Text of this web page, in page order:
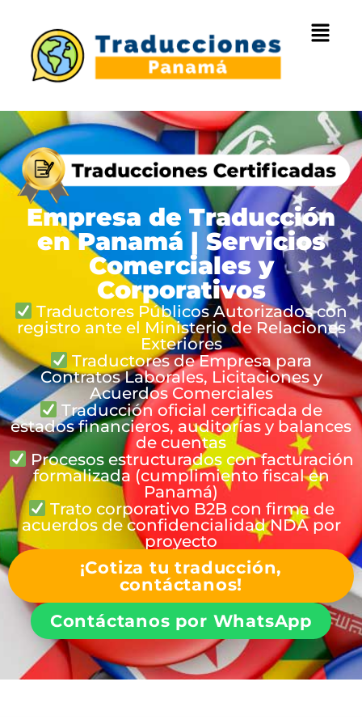
Empresa de Traducción
en Panamá | Servicios
Comerciales y
Corporativos
Traductores Públicos Autorizados con
registro ante el Ministerio de Relaciones
Exteriores
Traductores de Empresa para
Contratos Laborales, Licitaciones y
Acuerdos Comerciales
Traducción oficial certificada de
estados financieros, auditorías y balances
de cuentas
Procesos estructurados con facturación
formalizada (cumplimiento fiscal en
Panamá)
Trato corporativo B2B con firma de
acuerdos de confidencialidad NDA por
proyecto
¡Cotiza tu traducción,
contáctanos!
Contáctanos por WhatsApp